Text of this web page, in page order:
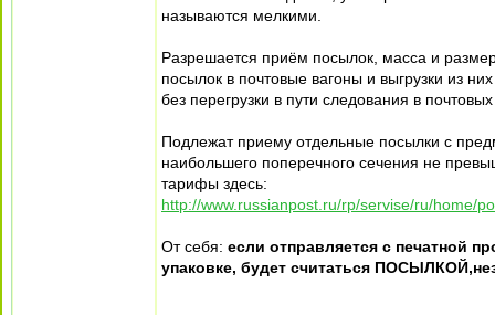
называются мелкими.
Разрешается приём посылок, масса и
посылок в почтовые вагоны и выгрузки из
без перегрузки в пути следования в
Подлежат приему отдельные посылки с
наибольшего поперечного сечения не
тарифы здесь:
http://www.russianpost.ru/rp/servise/ru/home/
От себя: если отправляется с печатной
упаковке, будет считаться